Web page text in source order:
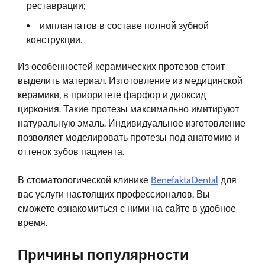
реставрации;
имплантатов в составе полной зубной
конструкции.
Из особенностей керамических протезов стоит
выделить материал. Изготовление из медицинской
керамики, в приоритете фарфор и диоксид
циркония. Такие протезы максимально имитируют
натуральную эмаль. Индивидуальное изготовление
позволяет моделировать протезы под анатомию и
оттенок зубов пациента.
В стоматологической клинике BenefaktaDental для
вас услуги настоящих профессионалов. Вы
сможете ознакомиться с ними на сайте в удобное
время.
Причины популярности